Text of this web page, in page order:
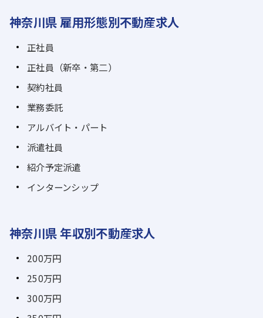
神奈川県 雇用形態別不動産求人
正社員
正社員（新卒・第二）
契約社員
業務委託
アルバイト・パート
派遣社員
紹介予定派遣
インターンシップ
神奈川県 年収別不動産求人
200万円
250万円
300万円